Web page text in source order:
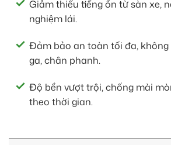
Giảm thiểu tiếng ồn từ sàn xe,
nghiệm lái.
Đảm bảo an toàn tối đa,
ga, chân phanh.
Độ bền vượt trội, chống mài
theo thời gian.